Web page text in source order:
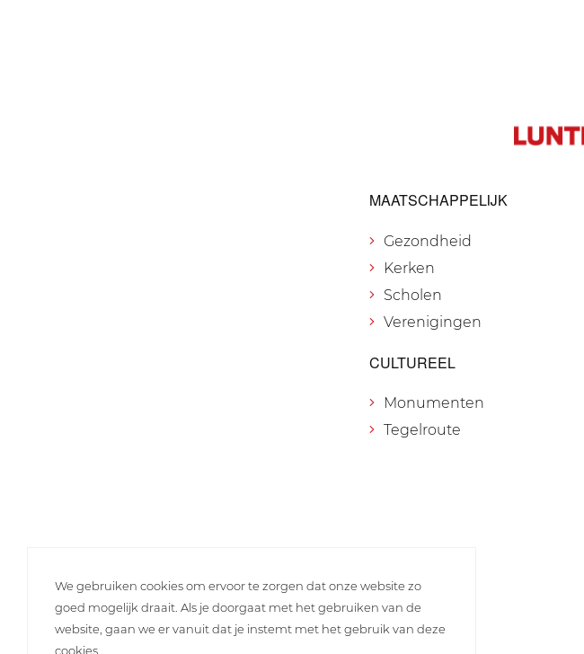
MAATSCHAPPELIJK
Gezondheid
Kerken
Scholen
Verenigingen
CULTUREEL
Monumenten
Tegelroute
We gebruiken cookies om ervoor te zorgen dat onze website zo
goed mogelijk draait. Als je doorgaat met het gebruiken van de
website, gaan we er vanuit dat je instemt met het gebruik van deze
cookies.